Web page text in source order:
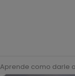
Aprende como darle